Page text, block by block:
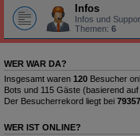
Infos
Infos und
Themen: 6
WER WAR DA?
Insgesamt waren 120 Besucher
Bots und 115 Gäste (basierend
Der Besucherrekord liegt bei 79357
WER IST ONLINE?